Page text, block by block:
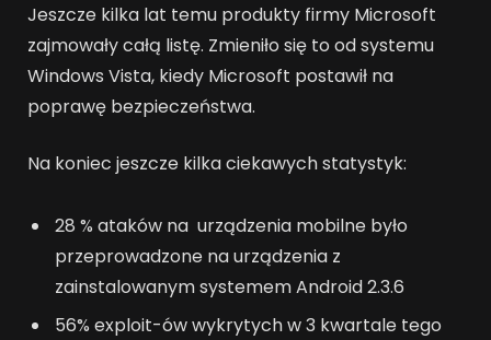
Jeszcze kilka lat temu produkty firmy Microsoft
zajmowały całą listę. Zmieniło się to od systemu
Windows Vista, kiedy Microsoft postawił na
poprawę bezpieczeństwa.
Na koniec jeszcze kilka ciekawych statystyk:
28 % ataków na urządzenia mobilne było
przeprowadzone na urządzenia z
zainstalowanym systemem Android 2.3.6
56% exploit-ów wykrytych w 3 kwartale tego